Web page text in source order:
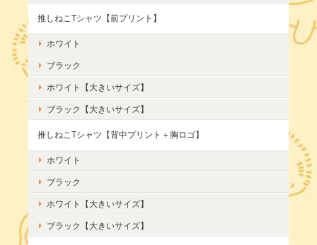
推しねこTシャツ【前プリント】
ホワイト
ブラック
ホワイト【大きいサイズ】
ブラック【大きいサイズ】
推しねこTシャツ【背中プリント＋胸ロゴ】
ホワイト
ブラック
ホワイト【大きいサイズ】
ブラック【大きいサイズ】